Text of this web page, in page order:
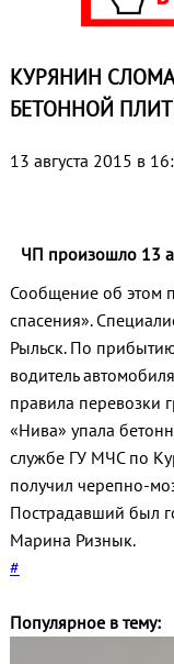
КУРЯНИН
БЕТОННОЙ
13 августа 2015 в
ЧП произошло 13
Сообщение об этом
спасения».
Рыльск. По
водитель
правила перевозки
«Нива» упала
службе ГУ МЧС по
получил черепно-
Пострадавший был
Марина Ризнык.
#
Популярное в тему: